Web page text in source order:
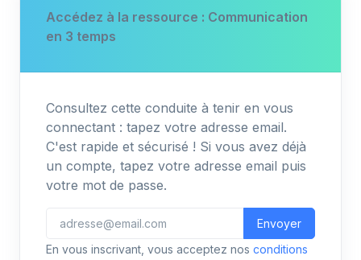
Accédez à la ressource : Communication
en 3 temps
Consultez cette conduite à tenir en vous
connectant : tapez votre adresse email.
C'est rapide et sécurisé ! Si vous avez déjà
un compte, tapez votre adresse email puis
votre mot de passe.
Envoyer
En vous inscrivant, vous acceptez nos conditions